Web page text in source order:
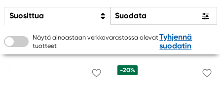
Suosittua Suodata
Näytä ainoastaan verkkovarastossa olevat
tuotteet
Tyhjennä
suodatin
-20%